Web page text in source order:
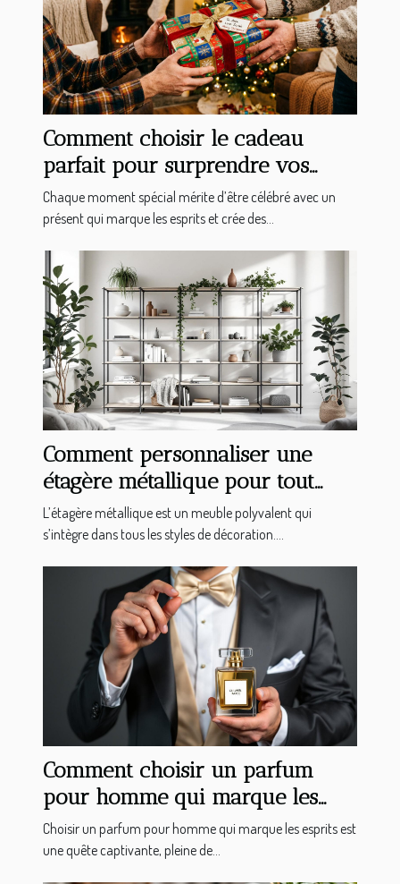
Comment choisir le cadeau
parfait pour surprendre vos
proches ?
Chaque moment spécial mérite d’être célébré avec un
présent qui marque les esprits et crée des...
Comment personnaliser une
étagère métallique pour tout
type d'intérieur ?
L’étagère métallique est un meuble polyvalent qui
s’intègre dans tous les styles de décoration....
Comment choisir un parfum
pour homme qui marque les
esprits ?
Choisir un parfum pour homme qui marque les esprits est
une quête captivante, pleine de...